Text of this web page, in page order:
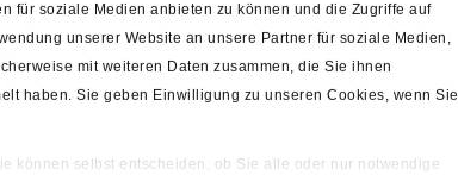
für soziale Medien anbieten zu können und die Zugriffe auf
unserer Website an unsere Partner für soziale Medien,
mit weiteren Daten zusammen, die Sie ihnen
haben. Sie geben Einwilligung zu unseren Cookies, wenn Sie
können selbst entscheiden, ob Sie alle oder nur notwendige